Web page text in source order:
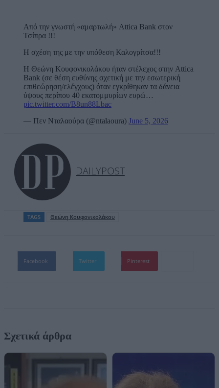
Από την γνωστή «αμαρτωλή» Attica Bank στον
Τσίπρα !!!
Η σχέση της με την υπόθεση Καλογρίτσα!!!
Η Θεώνη Κουφονικολάκου ήταν στέλεχος στην Attica
Bank (σε θέση ευθύνης σχετική με την εσωτερική
επιθεώρηση/ελέγχους) όταν εγκρίθηκαν τα δάνεια
ύψους περίπου 40 εκατομμυρίων ευρώ…
pic.twitter.com/B8un88Lbac
— Πεν Νταλαούρα (@ntalaoura) June 5, 2026
DAILYPOST
TAGS Θεώνη Κουφονικολάκου
Facebook Twitter Pinterest
Σχετικά άρθρα